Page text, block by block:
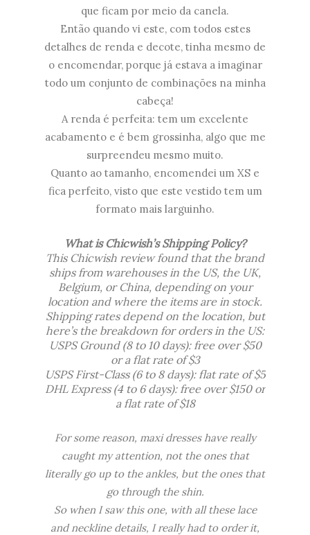
que ficam por meio da canela.
Então quando vi este, com todos estes
detalhes de renda e decote, tinha mesmo de
o encomendar, porque já estava a imaginar
todo um conjunto de combinações na minha
cabeça!
A renda é perfeita: tem um excelente
acabamento e é bem grossinha, algo que me
surpreendeu mesmo muito.
Quanto ao tamanho, encomendei um XS e
fica perfeito, visto que este vestido tem um
formato mais larguinho.
What is Chicwish’sShipping Policy?
This Chicwish review found that the brand
ships from warehouses in the US, the UK,
Belgium, or China, depending on your
location and where the items are in stock.
Shipping rates depend on the location, but
here’s the breakdown for orders in the US:
USPS Ground (8 to 10 days): free over $50
or a flat rate of $3
USPS First-Class (6 to 8 days): flat rate of $5
DHL Express (4 to 6 days): free over $150 or
a flat rate of $18
For some reason, maxi dresses have really
caught my attention, not the ones that
literally go up to the ankles, but the ones that
go through the shin.
So when I saw this one, with all these lace
and neckline details, I really had to order it,